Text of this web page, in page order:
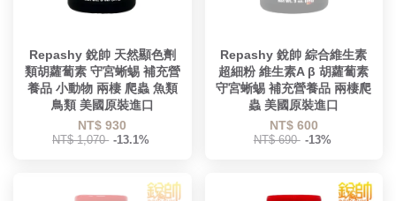
Repashy 銳帥 天然顯色劑
類胡蘿蔔素 守宮蜥蜴 補充營
養品 小動物 兩棲 爬蟲 魚類
鳥類 美國原裝進口
NT$ 930
NT$ 1,070 -13.1%
Repashy 銳帥 綜合維生素
超細粉 維生素A β 胡蘿蔔素
守宮蜥蜴 補充營養品 兩棲爬
蟲 美國原裝進口
NT$ 600
NT$ 690 -13%